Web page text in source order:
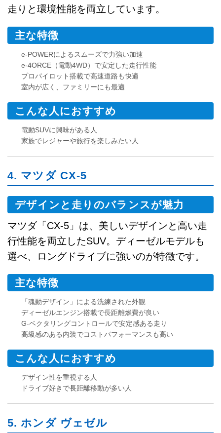
走りと環境性能を両立しています。
主な特徴
e-POWERによるスムーズで力強い加速
e-4ORCE（電動4WD）で安定した走行性能
プロパイロット搭載で高速道路も快適
室内が広く、ファミリーにも最適
こんな人におすすめ
電動SUVに興味がある人
家族でレジャーや旅行を楽しみたい人
4. マツダ CX-5
デザインと走りのバランスが魅力
マツダ「CX-5」は、美しいデザインと高い走
行性能を両立したSUV。ディーゼルモデルも
選べ、ロングドライブに強いのが特徴です。
主な特徴
「魂動デザイン」による洗練された外観
ディーゼルエンジン搭載で長距離燃費が良い
G-ベクタリングコントロールで安定感ある走り
高級感のある内装でコストパフォーマンスも高い
こんな人におすすめ
デザイン性を重視する人
ドライブ好きで長距離移動が多い人
5. ホンダ ヴェゼル